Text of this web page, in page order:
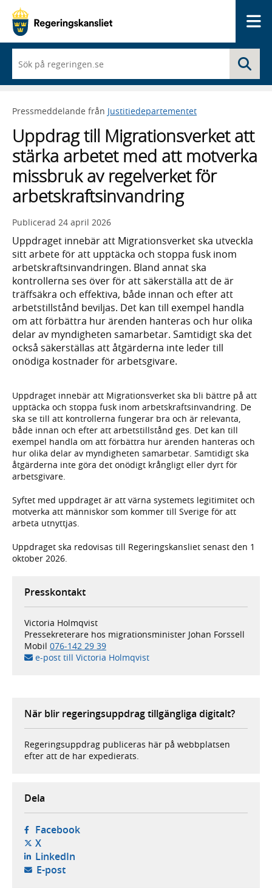
du
börjar
skriva
framträder
lista
med
sökförslag
Pressmeddelande från Justitiedepartementet
Uppdrag till Migrationsverket att
stärka arbetet med att motverka
missbruk av regelverket för
arbetskraftsinvandring
Publicerad 24 april 2026
Uppdraget innebär att Migrationsverket ska utveckla
sitt arbete för att upptäcka och stoppa fusk inom
arbetskraftsinvandringen. Bland annat ska
kontrollerna ses över för att säkerställa att de är
träffsäkra och effektiva, både innan och efter att
arbetstillstånd beviljas. Det kan till exempel handla
om att förbättra hur ärenden hanteras och hur olika
delar av myndigheten samarbetar. Samtidigt ska det
också säkerställas att åtgärderna inte leder till
onödiga kostnader för arbetsgivare.
Uppdraget innebär att Migrationsverket ska bli bättre på att
upptäcka och stoppa fusk inom arbetskraftsinvandring. De
ska se till att kontrollerna fungerar bra och är relevanta,
både innan och efter att arbetstillstånd ges. Det kan till
exempel handla om att förbättra hur ärenden hanteras och
hur olika delar av myndigheten samarbetar. Samtidigt ska
åtgärderna inte göra det onödigt krångligt eller dyrt för
arbetsgivare.
Syftet med uppdraget är att värna systemets legitimitet och
motverka att människor som kommer till Sverige för att
arbeta utnyttjas.
Uppdraget ska redovisas till Regeringskansliet senast den 1
oktober 2026.
Presskontakt
Victoria Holmqvist
Pressekreterare hos migrationsminister Johan Forssell
Mobil 076-142 29 39
e-post till Victoria Holmqvist
När blir regeringsuppdrag tillgängliga digitalt?
Regeringsuppdrag publiceras här på webbplatsen
efter att de har expedierats.
Dela
Facebook- öppnas i ny flik, extern webbplats,
X- öppnas i ny flik, extern webbplats,
LinkedIn- öppnas i ny flik, extern webbplats,
E-post- öppnar din e-postklient,